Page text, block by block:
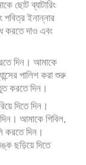
ছোট ব্যাটারিং
ইনান্নার
করতে দাও এবং
দিন। আমাকে
পালিশ করা শুরু
করতে দিন।
দিতে দিন।
আমাকে গিবিল,
করতে দিন।
ছড়িয়ে দিতে